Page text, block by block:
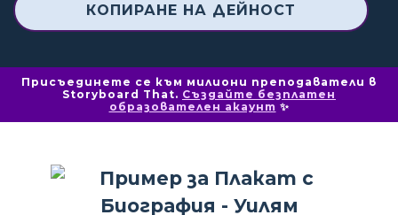
КОПИРАНЕ НА ДЕЙНОСТ
Присъединете се към милиони преподаватели в
Storyboard That. Създайте безплатен
образователен акаунт ✨